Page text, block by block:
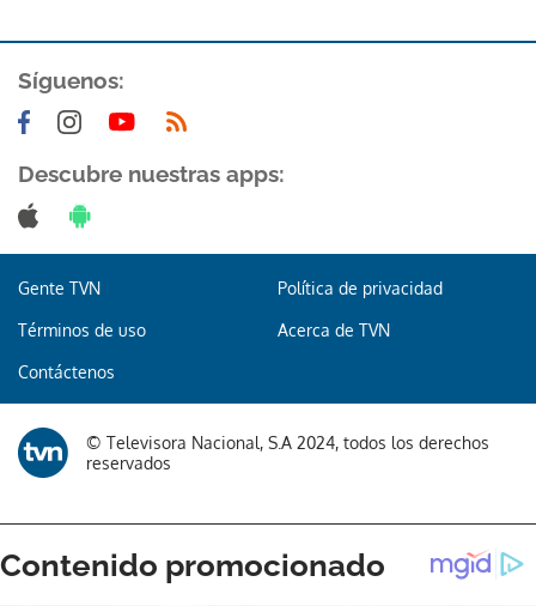
Síguenos:
Descubre nuestras apps:
Gente TVN Política de privacidad
Términos de uso Acerca de TVN
Contáctenos
© Televisora Nacional, S.A 2024, todos los derechos
reservados